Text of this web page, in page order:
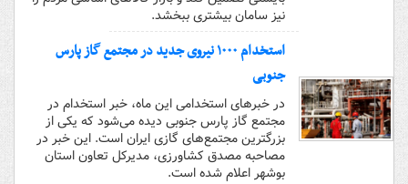
نیز سامان بیشتری ببخشد.
استخدام ۱۰۰۰ نیروی جدید در مجتمع گاز پارس
جنوبی
در خبرهای استخدامی این ماه، خبر استخدام در
مجتمع گاز پارس جنوبی دیده می‌شود که یکی از
بزرگترین مجتمع‌های گازی ایران است. این خبر در
مصاحبه مصدق کشاورزی، مدیرکل تعاون استان
بوشهر اعلام شده است.